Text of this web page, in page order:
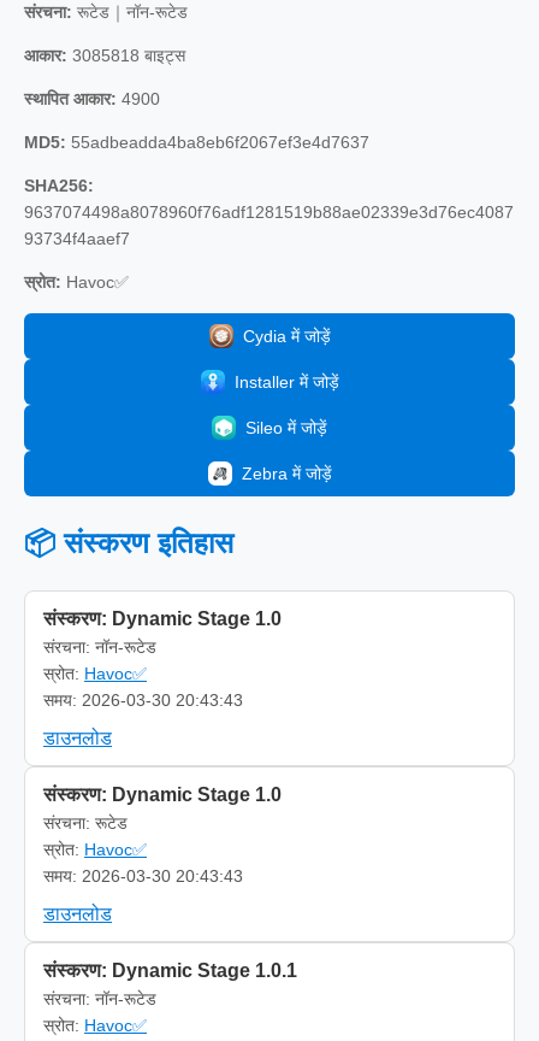
संरचना: रूटेड｜नॉन-रूटेड
आकार: 3085818 बाइट्स
स्थापित आकार: 4900
MD5: 55adbeadda4ba8eb6f2067ef3e4d7637
SHA256:
9637074498a8078960f76adf1281519b88ae02339e3d76ec4087
93734f4aaef7
स्रोत: Havoc✅
Cydia में जोड़ें
Installer में जोड़ें
Sileo में जोड़ें
Zebra में जोड़ें
📦 संस्करण इतिहास
संस्करण: Dynamic Stage 1.0
संरचना: नॉन-रूटेड
स्रोत: Havoc✅
समय: 2026-03-30 20:43:43
डाउनलोड
संस्करण: Dynamic Stage 1.0
संरचना: रूटेड
स्रोत: Havoc✅
समय: 2026-03-30 20:43:43
डाउनलोड
संस्करण: Dynamic Stage 1.0.1
संरचना: नॉन-रूटेड
स्रोत: Havoc✅